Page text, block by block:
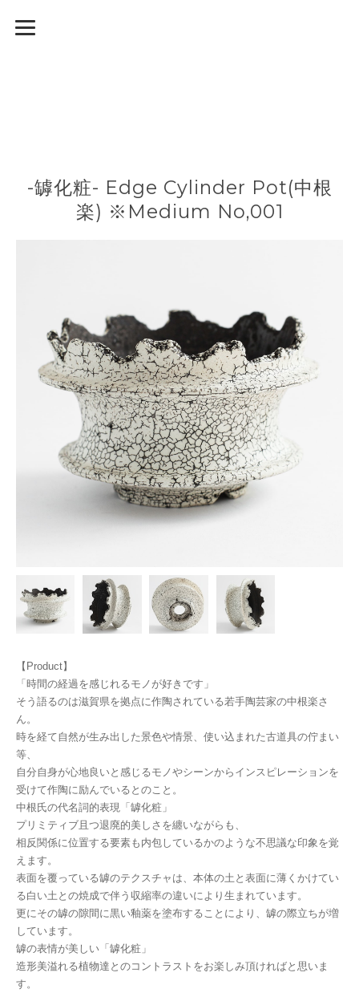
-罅化粧- Edge Cylinder Pot(中根
楽) ※Medium No,001
【Product】
「時間の経過を感じれるモノが好きです」
そう語るのは滋賀県を拠点に作陶されている若手陶芸家の中根楽さ
ん。
時を経て自然が生み出した景色や情景、使い込まれた古道具の佇まい
等、
自分自身が心地良いと感じるモノやシーンからインスピレーションを
受けて作陶に励んでいるとのこと。
中根氏の代名詞的表現「罅化粧」
プリミティブ且つ退廃的美しさを纏いながらも、
相反関係に位置する要素も内包しているかのような不思議な印象を覚
えます。
表面を覆っている罅のテクスチャは、本体の土と表面に薄くかけてい
る白い土との焼成で伴う収縮率の違いにより生まれています。
更にその罅の隙間に黒い釉薬を塗布することにより、罅の際立ちが増
しています。
罅の表情が美しい「罅化粧」
造形美溢れる植物達とのコントラストをお楽しみ頂ければと思いま
す。